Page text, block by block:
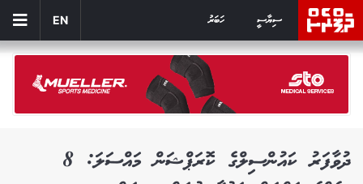
ސިޔާސީ ހަބަރު EN
ދުވާފަރު ކައުންސިލްގެ ކޮރަޕްޝަން މައްސަލަ: 8